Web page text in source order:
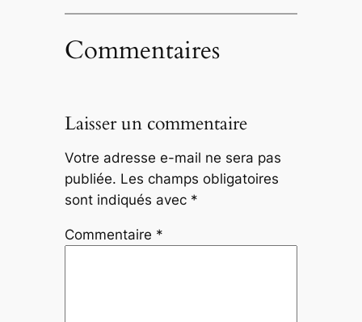
Commentaires
Laisser un commentaire
Votre adresse e-mail ne sera pas
publiée. Les champs obligatoires
sont indiqués avec *
Commentaire *